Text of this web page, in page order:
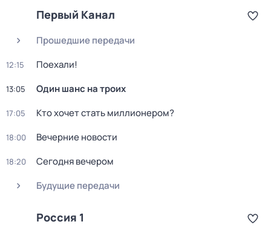
Первый Канал
Прошедшие передачи
12:15 Поехали!
13:05 Один шанс на троих
17:05 Кто хочет стать миллионером?
18:00 Вечерние новости
18:20
Сегодня вечером
Будущие передачи
Россия 1